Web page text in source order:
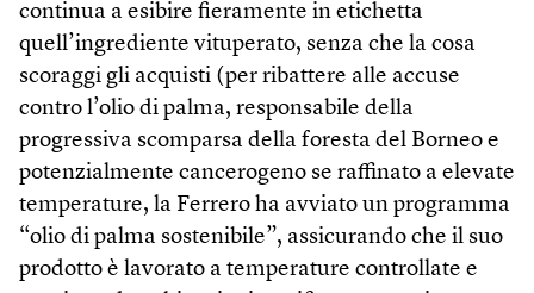
continua a esibire fieramente in etichetta
quell’ingrediente vituperato, senza che la cosa
scoraggi gli acquisti (per ribattere alle accuse
contro l’olio di palma, responsabile della
progressiva scomparsa della foresta del Borneo e
potenzialmente cancerogeno se raffinato a elevate
temperature, la Ferrero ha avviato un programma
“olio di palma sostenibile”, assicurando che il suo
prodotto è lavorato a temperature controllate e